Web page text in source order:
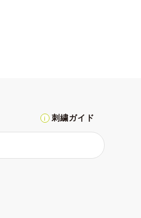
刺繍ガイド